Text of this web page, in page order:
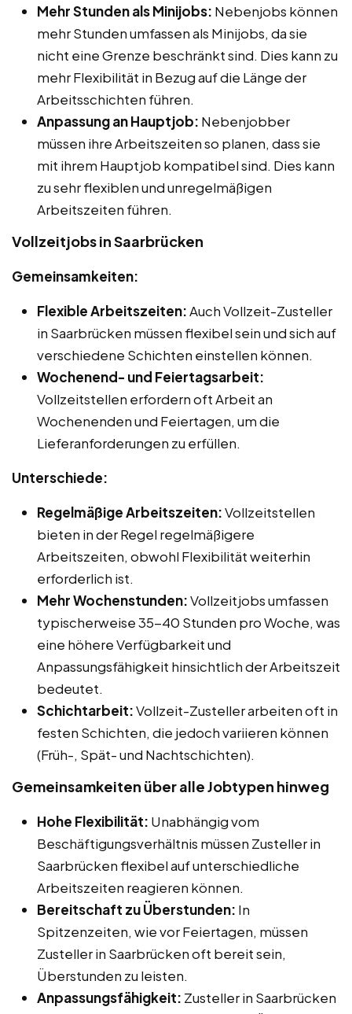
Mehr Stunden als Minijobs: Nebenjobs können
mehr Stunden umfassen als Minijobs, da sie
nicht eine Grenze beschränkt sind. Dies kann zu
mehr Flexibilität in Bezug auf die Länge der
Arbeitsschichten führen.
Anpassung an Hauptjob: Nebenjobber
müssen ihre Arbeitszeiten so planen, dass sie
mit ihrem Hauptjob kompatibel sind. Dies kann
zu sehr flexiblen und unregelmäßigen
Arbeitszeiten führen.
Vollzeitjobs in Saarbrücken
Gemeinsamkeiten:
Flexible Arbeitszeiten:Auch Vollzeit-Zusteller
in Saarbrücken müssen flexibel sein und sich auf
verschiedene Schichten einstellen können.
Wochenend- und Feiertagsarbeit:
Vollzeitstellen erfordern oft Arbeit an
Wochenenden und Feiertagen, um die
Lieferanforderungen zu erfüllen.
Unterschiede:
Regelmäßige Arbeitszeiten:Vollzeitstellen
bieten in der Regel regelmäßigere
Arbeitszeiten, obwohl Flexibilität weiterhin
erforderlich ist.
Mehr Wochenstunden:Vollzeitjobs umfassen
typischerweise 35-40 Stunden pro Woche, was
eine höhere Verfügbarkeit und
Anpassungsfähigkeit hinsichtlich der Arbeitszeit
bedeutet.
Schichtarbeit:Vollzeit-Zusteller arbeiten oft in
festen Schichten, die jedoch variieren können
(Früh-, Spät- und Nachtschichten).
Gemeinsamkeiten über alle Jobtypen hinweg
Hohe Flexibilität: Unabhängig vom
Beschäftigungsverhältnis müssen Zusteller in
Saarbrücken flexibel auf unterschiedliche
Arbeitszeiten reagieren können.
Bereitschaft zu Überstunden: In
Spitzenzeiten, wie vor Feiertagen, müssen
Zusteller in Saarbrücken oft bereit sein,
Überstunden zu leisten.
Anpassungsfähigkeit: Zusteller in Saarbrücken